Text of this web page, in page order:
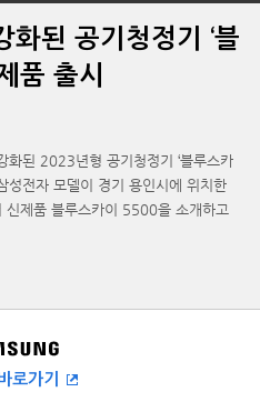
된 공기청정기 ‘블
품 출시
된 2023년형 공기청정기 ‘블루스카
전자 모델이 경기 용인시에 위치한
신제품 블루스카이 5500을 소개하고
로가기